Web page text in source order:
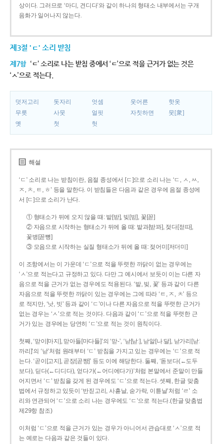
상이다. 그러므로 ‘마디, 견디다’와 같이 하나의 형태소 내부에서는 구개
음화가 일어나지 않는다.
제3절 'ㄷ' 소리 받침
제7항 ‘ㄷ’ 소리로 나는 받침 중에서 ‘ㄷ’으로 적을 근거가 없는 것은
‘ㅅ’으로 적는다.
덧저고리 돗자리 엇셈 웃어른
핫옷
무릇
사뭇 얼핏 자칫하면
뭇[衆]
옛
첫 헛
해설
‘ㄷ’ 소리로 나는 받침이란, 음절 종성에서 [ㄷ]으로 소리 나는 ‘ㄷ, ㅅ, ㅆ,
ㅈ, ㅊ, ㅌ, ㅎ’ 등을 말한다. 이 받침들은 다음과 같은 경우에 음절 종성에
서 [ㄷ]으로 소리가 난다.
① 형태소가 뒤에 오지 않을 때: 밭[받], 빚[빋], 꽃[꼳]
② 자음으로 시작하는 형태소가 뒤에 올 때: 밭과[받꽈], 젖다[젇따],
꽃병[꼳뼝]
③ 모음으로 시작하는 실질 형태소가 뒤에 올 때: 젖어미[저더미]
이 조항에서는 이 가운데 ‘ㄷ’으로 적을 뚜렷한 까닭이 없는 경우에는
‘ㅅ’으로 적는다고 규정하고 있다. 다만 그 예시에서 보듯이 이는 다른 자
음으로 적을 근거가 없는 경우에도 적용된다. ‘밭, 빚, 꽃’ 등과 같이 다른
자음으로 적을 뚜렷한 까닭이 있는 경우에는 그에 따라 ‘ㅌ, ㅈ, ㅊ’ 등으
로 적지만, ‘낫, 빗’ 등과 같이 ‘ㄷ’이나 다른 자음으로 적을 뚜렷한 근거가
없는 경우는 ‘ㅅ’으로 적는 것이다. 다음과 같이 ‘ㄷ’으로 적을 뚜렷한 근
거가 있는 경우에는 당연히 ‘ㄷ’으로 적는 것이 원칙이다.
첫째, ‘맏이[마지], 맏아들[마다들]’의 ‘맏-’, ‘낟[낟ː], 낟알[나ː달], 낟가리[낟ː
까리]’의 ‘낟’처럼 원래부터 ‘ㄷ’ 받침을 가지고 있는 경우에는 ‘ㄷ’으로 적
는다. ‘곧이[고지], 곧장[곧짱]’ 등도 이에 해당한다. 둘째, ‘돋보다(←도두
보다), 딛다(←디디다), 얻다가(←어디에다가)’처럼 본말에서 준말이 만들
어지면서 ‘ㄷ’ 받침을 갖게 된 경우에도 ‘ㄷ’으로 적는다. 셋째, 한글 맞춤
법에서 규정하고 있듯이 ‘반짇고리, 사흗날, 숟가락, 이튿날’처럼 ‘ㄹ’ 소
리와 연관되어 ‘ㄷ’으로 소리 나는 경우에도 ‘ㄷ’으로 적는다.(한글 맞춤법
제29항 참조)
이처럼 ‘ㄷ’으로 적을 근거가 있는 경우가 아니어서 관습대로 ‘ㅅ’으로 적
는 예로는 다음과 같은 것들이 있다.